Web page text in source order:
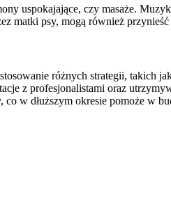
uspokajające, czy masaże.
matki psy, mogą również
różnych strategii, takich
z profesjonalistami oraz
w dłuższym okresie pomoże w